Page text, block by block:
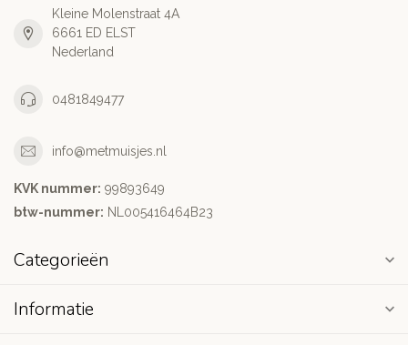
Kleine Molenstraat 4A
6661 ED ELST
Nederland
0481849477
info@metmuisjes.nl
KVK nummer: 99893649
btw-nummer: NL005416464B23
Categorieën
Informatie